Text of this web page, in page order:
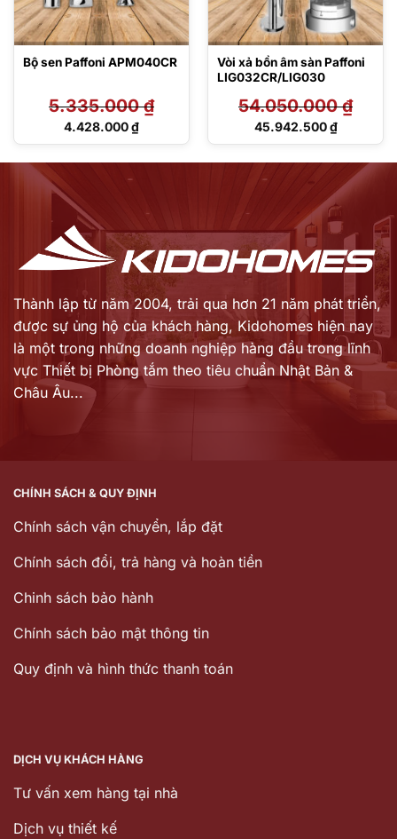
Bộ sen Paffoni APM040CR
5.335.000₫
Giá
4.428.000₫
Giá
Vòi xả bồn âm sàn Paffoni
LIG032CR/LIG030
54.050.000₫
Giá
54.050.000 ₫.
45.942.500₫
Giá
45.942.500 ₫.
Thành lập từ năm 2004, trải qua hơn 21 năm phát triển,
được sự ủng hộ của khách hàng, Kidohomes hiện nay
là một trong những doanh nghiệp hàng đầu trong lĩnh
vực Thiết bị Phòng tắm theo tiêu chuẩn Nhật Bản &
Châu Âu...
CHÍNH SÁCH & QUY ĐỊNH
Chính sách vận chuyển, lắp đặt
Chính sách đổi, trả hàng và hoàn tiền
Chinh sách bảo hành
Chính sách bảo mật thông tin
Quy định và hình thức thanh toán
DỊCH VỤ KHÁCH HÀNG
Tư vấn xem hàng tại nhà
Dịch vụ thiết kế